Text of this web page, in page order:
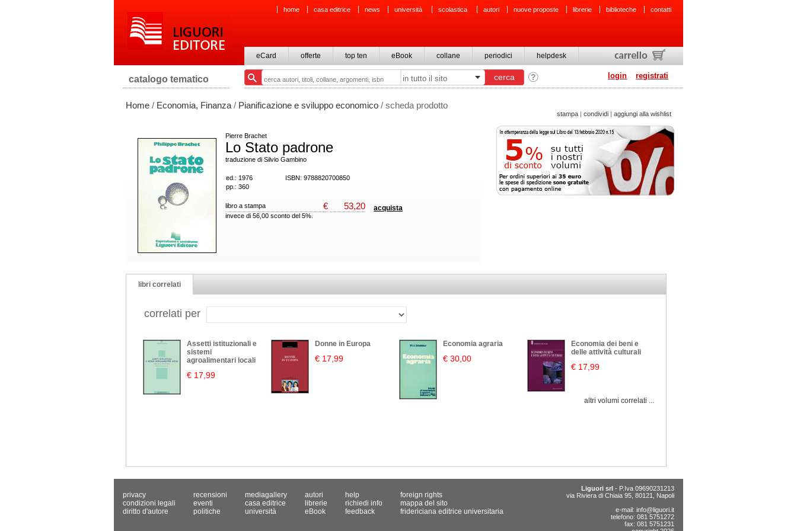
home casa editrice news università scolastica autori nuove proposte librerie biblioteche contatti
eCard offerte top ten eBook collane periodici helpdesk
login registrati
catalogo tematico
Home / Economia, Finanza / Pianificazione e sviluppo economico / scheda prodotto
stampa | condividi | aggiungi alla wishlist
Pierre Brachet
Lo Stato padrone
traduzione di Silvio Gambino
ed.: 1976
ISBN: 9788820700850
pp.: 360
libro a stampa € 53,20 acquista
invece di 56,00 sconto del 5%.
libri correlati
correlati per
Assetti istituzionali e
sistemi
agroalimentari locali
€ 17,99
Donne in Europa
€ 17,99
Economia agraria
€ 30,00
Economia dei beni e
delle attività culturali
€ 17,99
altri volumi correlati ...
privacy
condizioni legali
diritto d'autore
recensioni
eventi
politiche
mediagallery
casa editrice
università
autori
librerie
eBook
help
richiedi info
feedback
foreign rights
mappa del sito
fridericiana editrice universitaria
Liguori srl - P.Iva 09690231213
via Riviera di Chiaia 95, 80121, Napoli
e-mail: info@liguori.it
telefono: 081 5751272
fax: 081 5751231